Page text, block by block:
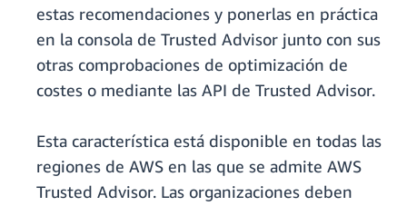
estas recomendaciones y ponerlas en práctica
en la consola de Trusted Advisor junto con sus
otras comprobaciones de optimización de
costes o mediante las API de Trusted Advisor.
Esta característica está disponible en todas las
regiones de AWS en las que se admite AWS
Trusted Advisor. Las organizaciones deben